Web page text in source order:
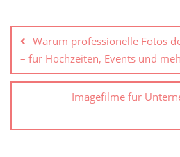
Warum professionelle Fotos
– für Hochzeiten, Events und
Imagefilme für